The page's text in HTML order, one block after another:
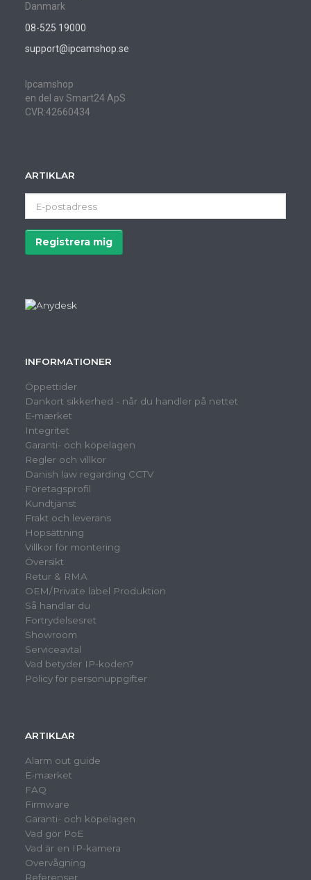
Danmark
08-525 19000
support@ipcamshop.se
Ipcamshop
en del av Smart24 ApS
CVR:42660434
ARTIKLAR
postadress
Registrera mig
INFORMATIONER
Öppettider
Dankort sikkerhed - når du handler på nettet
E-mærket
Integritet
Garanti- och köpelagen
Regler och villkor
Danish law regarding CCTV
Företagsprofil
Kundtjänst
Frakt och leverans
Hopsättning
Villkor för montering
Översikt
Retur & RMA
OEM/Private label Produktion
Så handlar du
Fortrydelsesret
Showroom
Serviceavtal
Vad betyder IP-koden?
Policy för personuppgifter
ARTIKLAR
Alarm out guide
E-mærket
FAQ
Firmware
Garanti- och köpelagen
Vad gör PoE
Vad är en IP-kamera
Overvågning
Referenser